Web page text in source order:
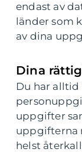
endast av
länder som
av dina
Dina
Du har
uppgifter
uppgifterna
helst